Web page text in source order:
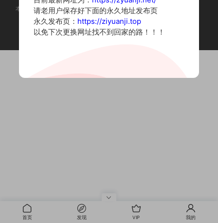
本站为摄影写真图片网站，内容来自网络收集整理，仅作个人学习使用。
如有违法内容请联系删除
Copyright © 2022 资源集
首页 发现 VIP 我的
请老用户保存好下面的永久地址发布页
永久发布页： https://ziyuanji.top
以免下次更换网址找不到回家的路！！！